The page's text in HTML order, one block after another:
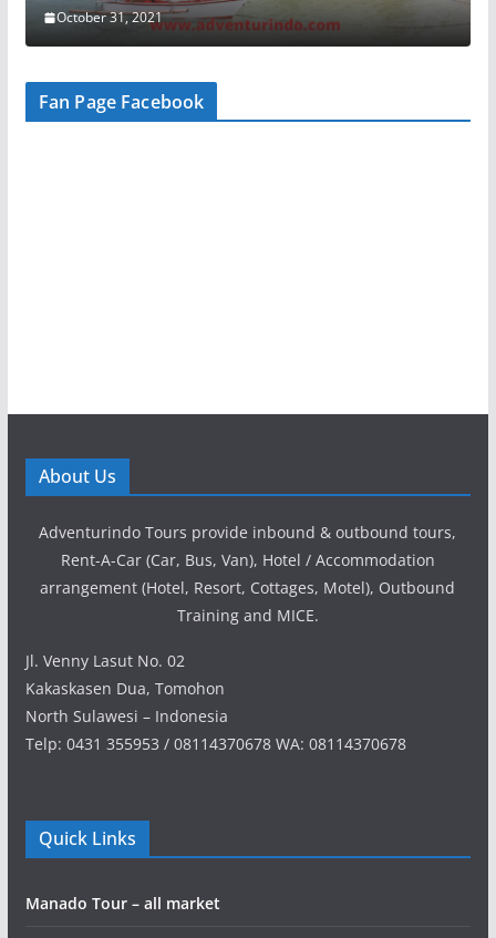
October 31, 2021
Fan Page Facebook
About Us
Adventurindo Tours provide inbound & outbound tours,
Rent-A-Car (Car, Bus, Van), Hotel / Accommodation
arrangement (Hotel, Resort, Cottages, Motel), Outbound
Training and MICE.
Jl. Venny Lasut No. 02
Kakaskasen Dua, Tomohon
North Sulawesi – Indonesia
Telp: 0431 355953 / 08114370678 WA: 08114370678
Quick Links
Manado Tour – all market